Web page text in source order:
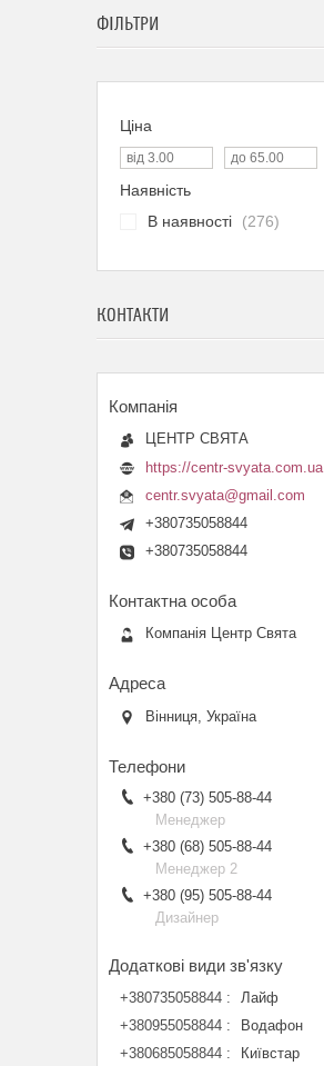
ФІЛЬТРИ
Ціна
Наявність
В наявності
276
КОНТАКТИ
ЦЕНТР СВЯТА
https://centr-svyata.com.ua
centr.svyata@gmail.com
+380735058844
+380735058844
Компанія Центр Свята
Вінниця, Україна
+380 (73) 505-88-44
Менеджер
+380 (68) 505-88-44
Менеджер 2
+380 (95) 505-88-44
Дизайнер
+380735058844
Лайф
+380955058844
Водафон
+380685058844
Київстар